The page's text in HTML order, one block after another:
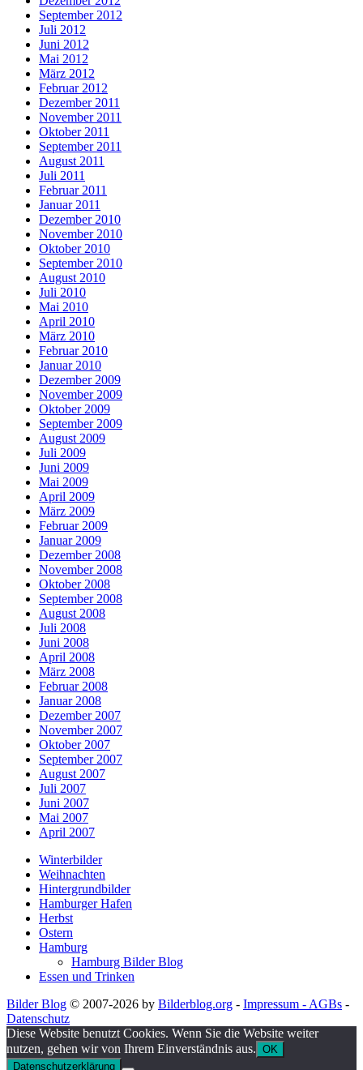
September 2012
Juli 2012
Juni 2012
Mai 2012
März 2012
Februar 2012
Dezember 2011
November 2011
Oktober 2011
September 2011
August 2011
Juli 2011
Februar 2011
Januar 2011
Dezember 2010
November 2010
Oktober 2010
September 2010
August 2010
Juli 2010
Mai 2010
April 2010
März 2010
Februar 2010
Januar 2010
Dezember 2009
November 2009
Oktober 2009
September 2009
August 2009
Juli 2009
Juni 2009
Mai 2009
April 2009
März 2009
Februar 2009
Januar 2009
Dezember 2008
November 2008
Oktober 2008
September 2008
August 2008
Juli 2008
Juni 2008
April 2008
März 2008
Februar 2008
Januar 2008
Dezember 2007
November 2007
Oktober 2007
September 2007
August 2007
Juli 2007
Juni 2007
Mai 2007
April 2007
Winterbilder
Weihnachten
Hintergrundbilder
Hamburger Hafen
Herbst
Ostern
Hamburg
Hamburg Bilder Blog
Essen und Trinken
Bilder Blog © 2007-2026 by Bilderblog.org - Impressum - AGBs -
Datenschutz
Diese Website benutzt Cookies. Wenn Sie die Website weiter
nutzen, gehen wir von Ihrem Einverständnis aus. OK
Datenschutzerklärung